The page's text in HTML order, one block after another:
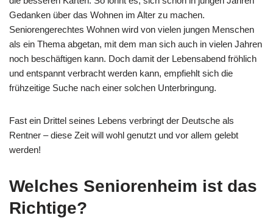
Gedanken über das Wohnen im Alter zu machen.
Seniorengerechtes Wohnen wird von vielen jungen Menschen
als ein Thema abgetan, mit dem man sich auch in vielen Jahren
noch beschäftigen kann. Doch damit der Lebensabend fröhlich
und entspannt verbracht werden kann, empfiehlt sich die
frühzeitige Suche nach einer solchen Unterbringung.
Fast ein Drittel seines Lebens verbringt der Deutsche als
Rentner – diese Zeit will wohl genutzt und vor allem gelebt
werden!
Welches Seniorenheim ist das
Richtige?